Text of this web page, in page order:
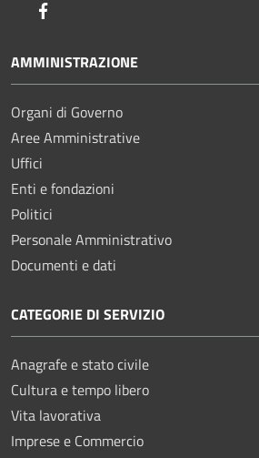
AMMINISTRAZIONE
Organi di Governo
Aree Amministrative
Uffici
Enti e fondazioni
Politici
Personale Amministrativo
Documenti e dati
CATEGORIE DI SERVIZIO
Anagrafe e stato civile
Cultura e tempo libero
Vita lavorativa
Imprese e Commercio